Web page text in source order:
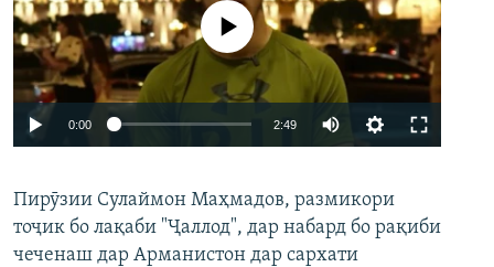
Auto 240p 360p 480p
Феълан кор намекунад
0:00 2:49
360p
480p
Пирӯзии Сулаймон Маҳмадов, размикори
тоҷик бо лақаби "Ҷаллод", дар набард бо рақиби
чеченаш дар Арманистон дар сархати